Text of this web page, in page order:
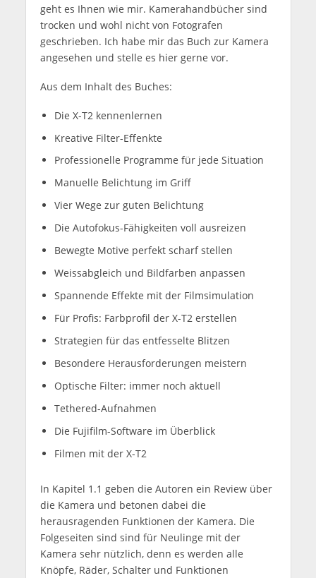
geht es Ihnen wie mir. Kamerahandbücher sind
trocken und wohl nicht von Fotografen
geschrieben. Ich habe mir das Buch zur Kamera
angesehen und stelle es hier gerne vor.
Aus dem Inhalt des Buches:
Die X-T2 kennenlernen
Kreative Filter-Effenkte
Professionelle Programme für jede Situation
Manuelle Belichtung im Griff
Vier Wege zur guten Belichtung
Die Autofokus-Fähigkeiten voll ausreizen
Bewegte Motive perfekt scharf stellen
Weissabgleich und Bildfarben anpassen
Spannende Effekte mit der Filmsimulation
Für Profis: Farbprofil der X-T2 erstellen
Strategien für das entfesselte Blitzen
Besondere Herausforderungen meistern
Optische Filter: immer noch aktuell
Tethered-Aufnahmen
Die Fujifilm-Software im Überblick
Filmen mit der X-T2
In Kapitel 1.1 geben die Autoren ein Review über
die Kamera und betonen dabei die
herausragenden Funktionen der Kamera. Die
Folgeseiten sind sind für Neulinge mit der
Kamera sehr nützlich, denn es werden alle
Knöpfe, Räder, Schalter und Funktionen